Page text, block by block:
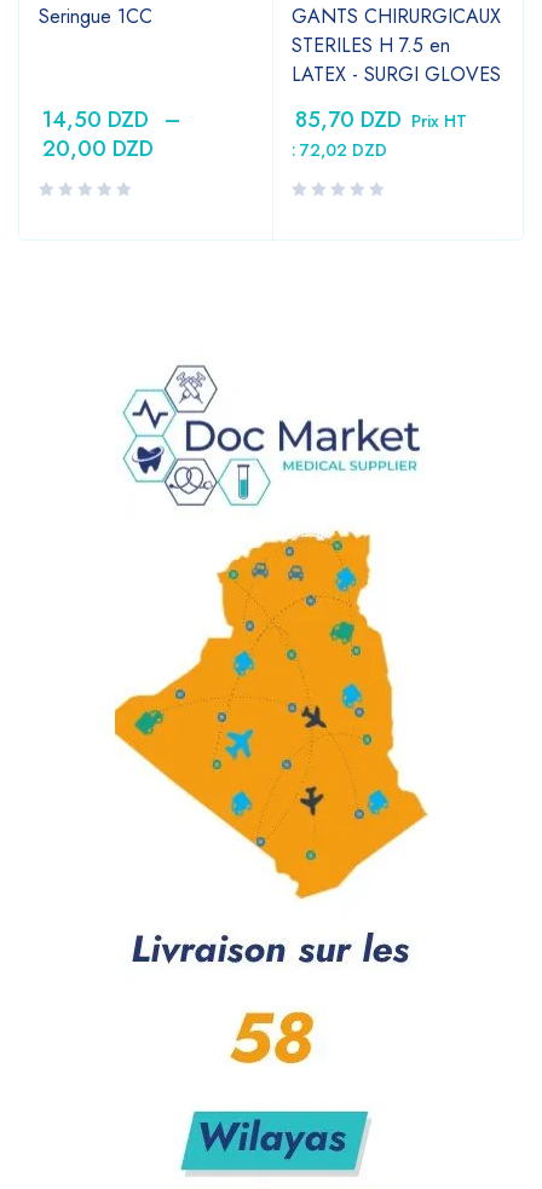
Seringue 1CC
14,50 DZD –
20,00 DZD
GANTS CHIRURGICAUX
STERILES H 7.5 en
LATEX - SURGI GLOVES
85,70 DZD Prix HT
: 72,02 DZD